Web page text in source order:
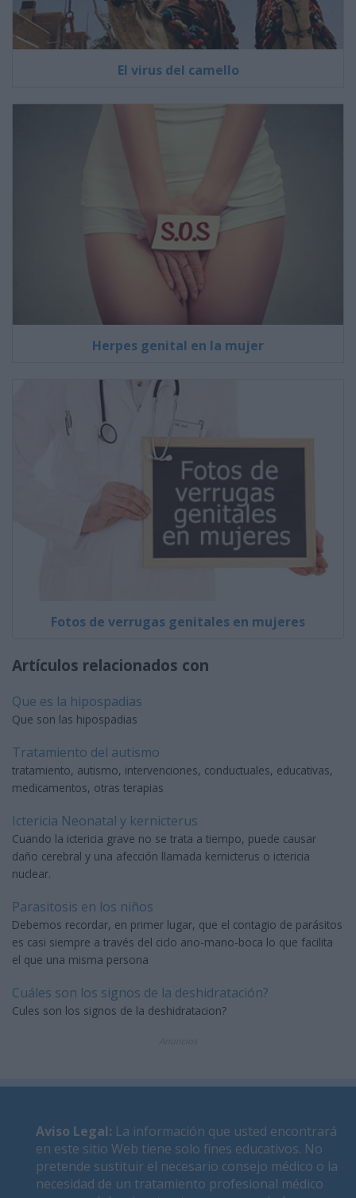
El virus del camello
Herpes genital en la mujer
Fotos de verrugas genitales en mujeres
Artículos relacionados con
Que es la hipospadias
Que son las hipospadias
Tratamiento del autismo
tratamiento, autismo, intervenciones, conductuales, educativas,
medicamentos, otras terapias
Ictericia Neonatal y kernicterus
Cuando la ictericia grave no se trata a tiempo, puede causar
daño cerebral y una afección llamada kernicterus o ictericia
nuclear.
Parasitosis en los niños
Debemos recordar, en primer lugar, que el contagio de parásitos
es casi siempre a través del ciclo ano-mano-boca lo que facilita
el que una misma persona
Cuáles son los signos de la deshidratación?
Cules son los signos de la deshidratacion?
Aviso Legal: La información que usted encontrará
en este sitio Web tiene solo fines educativos. No
pretende sustituir el necesario consejo médico o la
necesidad de un tratamiento profesional médico